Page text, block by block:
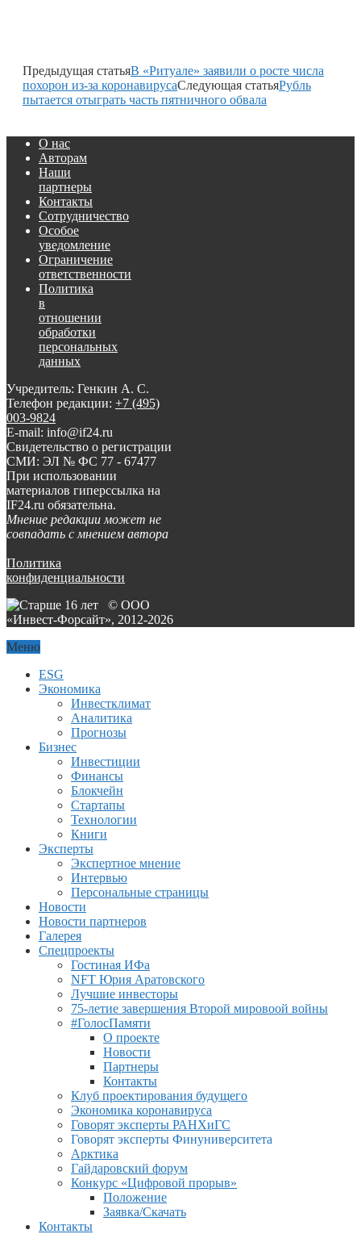
Предыдущая статьяВ «Ритуале» заявили о росте числа
похорон из-за коронавирусаСледующая статьяРубль
пытается отыграть часть пятничного обвала
О нас
Авторам
Наши
партнеры
Контакты
Сотрудничество
Особое
уведомление
Ограничение
ответственности
Политика
в
отношении
обработки
персональных
данных
Учредитель: Генкин А. С.
Телефон редакции: +7 (495)
003-9824
E-mail: info@if24.ru
Свидетельство о регистрации
СМИ: ЭЛ № ФС 77 - 67477
При использовании
материалов гиперссылка на
IF24.ru обязательна.
Мнение редакции может не
совпадать с мнением автора
Политика
конфиденциальности
© ООО
«Инвест-Форсайт», 2012-2026
Меню
ESG
Экономика
Инвестклимат
Аналитика
Прогнозы
Бизнес
Инвестиции
Финансы
Блокчейн
Стартапы
Технологии
Книги
Эксперты
Экспертное мнение
Интервью
Персональные страницы
Новости
Новости партнеров
Галерея
Спецпроекты
Гостиная ИФа
NFT Юрия Аратовского
Лучшие инвесторы
75-летие завершения Второй мировоой войны
#ГолосПамяти
О проекте
Новости
Партнеры
Контакты
Клуб проектирования будущего
Экономика коронавируса
Говорят эксперты РАНХиГС
Говорят эксперты Финуниверситета
Арктика
Гайдаровский форум
Конкурс «Цифровой прорыв»
Положение
Заявка/Скачать
Контакты